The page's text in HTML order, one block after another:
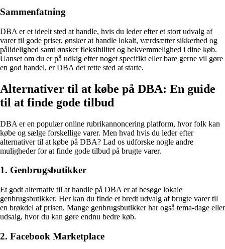
Sammenfatning
DBA er et ideelt sted at handle, hvis du leder efter et stort udvalg af
varer til gode priser, ønsker at handle lokalt, værdsætter sikkerhed og
pålidelighed samt ønsker fleksibilitet og bekvemmelighed i dine køb.
Uanset om du er på udkig efter noget specifikt eller bare gerne vil gøre
en god handel, er DBA det rette sted at starte.
Alternativer til at købe på DBA: En guide
til at finde gode tilbud
DBA er en populær online rubrikannoncering platform, hvor folk kan
købe og sælge forskellige varer. Men hvad hvis du leder efter
alternativer til at købe på DBA? Lad os udforske nogle andre
muligheder for at finde gode tilbud på brugte varer.
1. Genbrugsbutikker
Et godt alternativ til at handle på DBA er at besøge lokale
genbrugsbutikker. Her kan du finde et bredt udvalg af brugte varer til
en brøkdel af prisen. Mange genbrugsbutikker har også tema-dage eller
udsalg, hvor du kan gøre endnu bedre køb.
2. Facebook Marketplace